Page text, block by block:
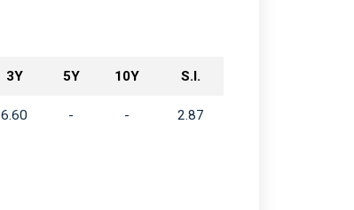
3Y 5Y 10Y S.I.
6.60 - - 2.87